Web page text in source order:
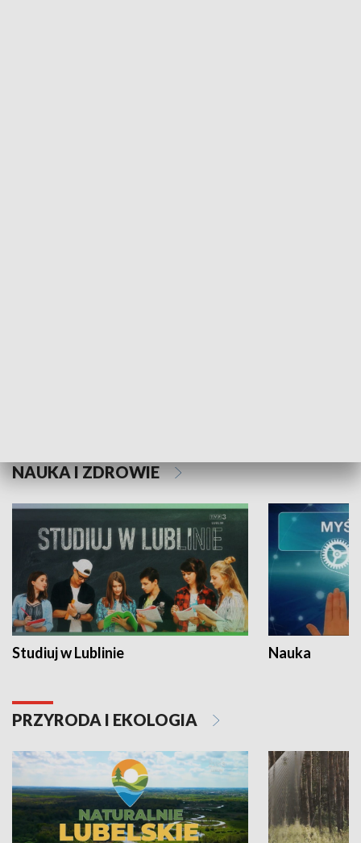
NAUKA I ZDROWIE
Studiuj w Lublinie Nauka
PRZYRODA I EKOLOGIA